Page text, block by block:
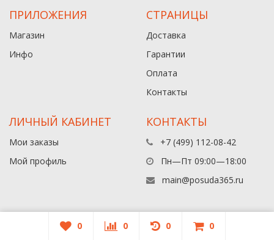
ПРИЛОЖЕНИЯ
Магазин
Инфо
СТРАНИЦЫ
Доставка
Гарантии
Оплата
Контакты
ЛИЧНЫЙ КАБИНЕТ
Мои заказы
Мой профиль
КОНТАКТЫ
+7 (499) 112-08-42
Пн—Пт 09:00—18:00
main@posuda365.ru
© 2026 Posuda365
0 0 0 0